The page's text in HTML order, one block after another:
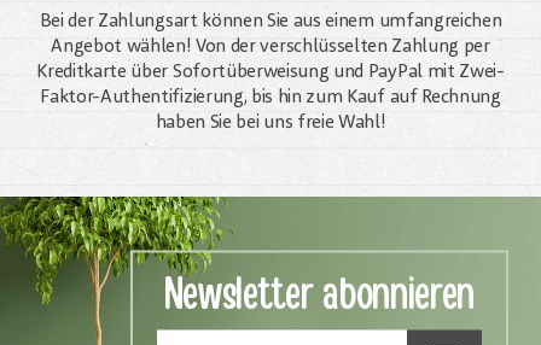
Bei der Zahlungsart können Sie aus einem umfangreichen
Angebot wählen! Von der verschlüsselten Zahlung per
Kreditkarte über Sofortüberweisung und PayPal mit Zwei-
Faktor-Authentifizierung, bis hin zum Kauf auf Rechnung
haben Sie bei uns freie Wahl!
Newsletter abonnieren